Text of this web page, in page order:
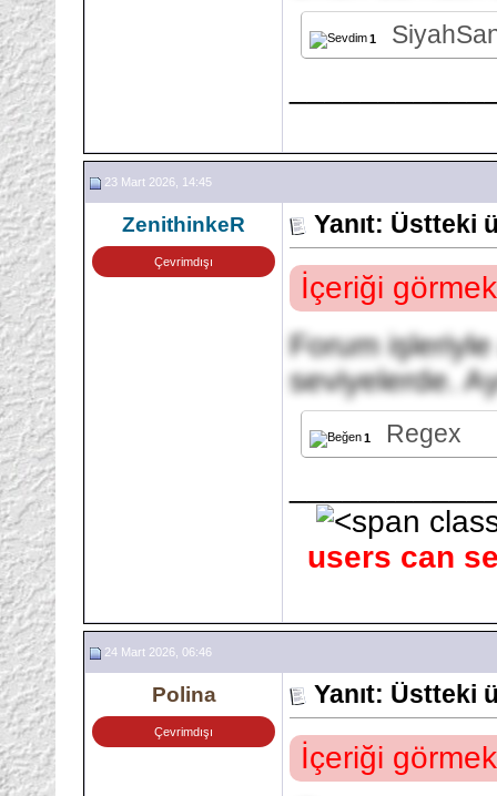
1
23 Mart 2026, 14:45
ZenithinkeR
Çevrimdışı
Yanıt: Üstteki
İçeriği
Forum işleriyle
seviyelerde.
1 Regex
users can
24 Mart 2026, 06:46
Polina
Çevrimdışı
Yanıt: Üstteki
İçeriği